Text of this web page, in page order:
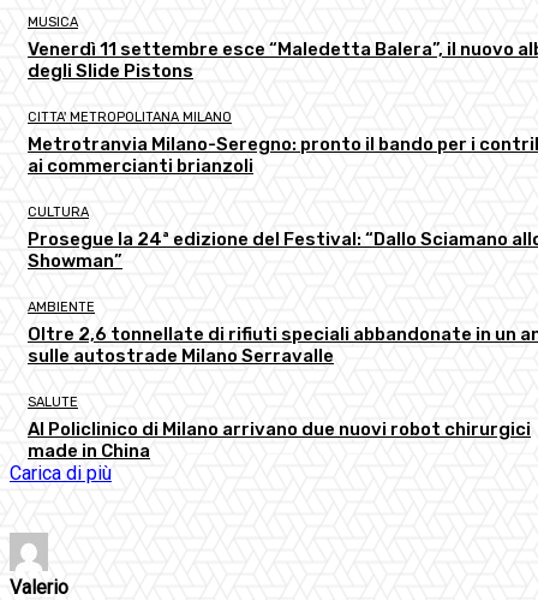
MUSICA
Venerdì 11 settembre esce “Maledetta Balera”, il nuovo
degli Slide Pistons
CITTA' METROPOLITANA MILANO
Metrotranvia Milano-Seregno: pronto il bando per i
ai commercianti brianzoli
CULTURA
Prosegue la 24ª edizione del Festival: “Dallo Sciamano
Showman”
AMBIENTE
Oltre 2,6 tonnellate di rifiuti speciali abbandonate in un
sulle autostrade Milano Serravalle
SALUTE
Al Policlinico di Milano arrivano due nuovi robot chirurgici
made in China
Carica di più
Valerio